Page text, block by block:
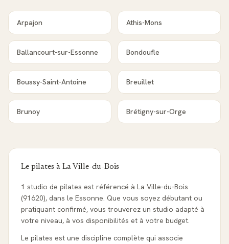
Arpajon Athis-Mons
Ballancourt-sur-Essonne Bondoufle
Boussy-Saint-Antoine Breuillet
Brunoy Brétigny-sur-Orge
Le pilates à La Ville-du-Bois
1 studio de pilates est référencé à La Ville-du-Bois
(91620), dans le Essonne. Que vous soyez débutant ou
pratiquant confirmé, vous trouverez un studio adapté à
votre niveau, à vos disponibilités et à votre budget.
Le pilates est une discipline complète qui associe